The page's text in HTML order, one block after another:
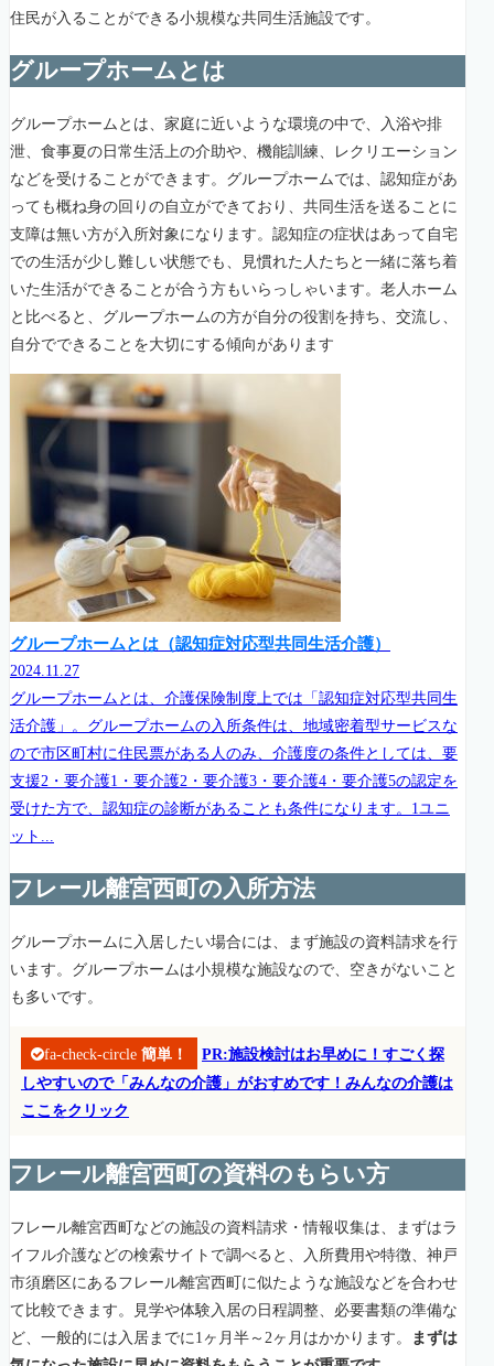
住民が入ることができる小規模な共同生活施設です。
グループホームとは
グループホームとは、家庭に近いような環境の中で、入浴や排
泄、食事夏の日常生活上の介助や、機能訓練、レクリエーション
などを受けることができます。グループホームでは、認知症があ
っても概ね身の回りの自立ができており、共同生活を送ることに
支障は無い方が入所対象になります。認知症の症状はあって自宅
での生活が少し難しい状態でも、見慣れた人たちと一緒に落ち着
いた生活ができることが合う方もいらっしゃいます。老人ホーム
と比べると、グループホームの方が自分の役割を持ち、交流し、
自分でできることを大切にする傾向があります
グループホームとは（認知症対応型共同生活介護）
2024.11.27
グループホームとは、介護保険制度上では「認知症対応型共同生
活介護」。グループホームの入所条件は、地域密着型サービスな
ので市区町村に住民票がある人のみ、介護度の条件としては、要
支援2・要介護1・要介護2・要介護3・要介護4・要介護5の認定を
受けた方で、認知症の診断があることも条件になります。1ユニ
ット...
フレール離宮西町の入所方法
グループホームに入居したい場合には、まず施設の資料請求を行
います。グループホームは小規模な施設なので、空きがないこと
も多いです。
fa-check-circle 簡単！
PR:施設検討はお早めに！すごく探
しやすいので「みんなの介護」がおすめです！みんなの介護は
ここをクリック
フレール離宮西町の資料のもらい方
フレール離宮西町などの施設の資料請求・情報収集は、まずはラ
イフル介護などの検索サイトで調べると、入所費用や特徴、神戸
市須磨区にあるフレール離宮西町に似たような施設などを合わせ
て比較できます。見学や体験入居の日程調整、必要書類の準備な
ど、一般的には入居までに1ヶ月半～2ヶ月はかかります。
まずは